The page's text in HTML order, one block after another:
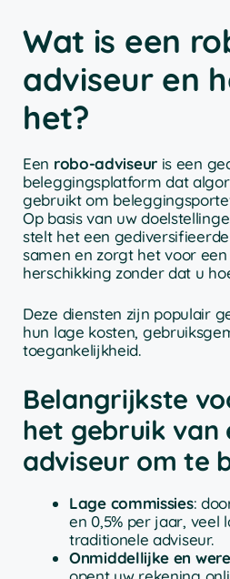
Wat is een
adviseur en
het?
Een robo-adviseur is een
beleggingsplatform dat
gebruikt om
Op basis van uw
stelt het een
samen en zorgt het voor
herschikking zonder dat u
Deze diensten zijn populair
hun lage kosten,
toegankelijkheid.
Belangrijkste
het gebruik van
adviseur om te
Lage commissies:
en 0,5% per jaar, veel
traditionele adviseur.
Onmiddellijke en